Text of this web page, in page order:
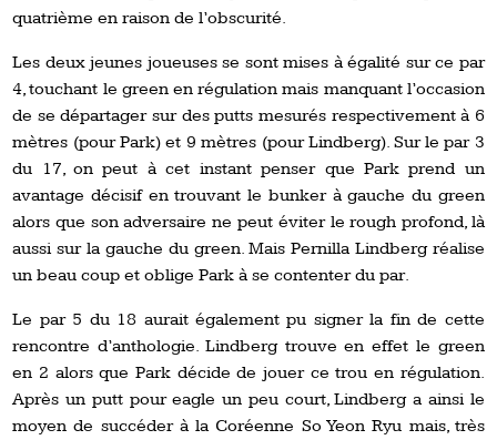
quatrième en raison de l’obscurité.
Les deux jeunes joueuses se sont mises à égalité sur ce par
4, touchant le green en régulation mais manquant l’occasion
de se départager sur des putts mesurés respectivement à 6
mètres (pour Park) et 9 mètres (pour Lindberg). Sur le par 3
du 17, on peut à cet instant penser que Park prend un
avantage décisif en trouvant le bunker à gauche du green
alors que son adversaire ne peut éviter le rough profond, là
aussi sur la gauche du green. Mais Pernilla Lindberg réalise
un beau coup et oblige Park à se contenter du par.
Le par 5 du 18 aurait également pu signer la fin de cette
rencontre d’anthologie. Lindberg trouve en effet le green
en 2 alors que Park décide de jouer ce trou en régulation.
Après un putt pour eagle un peu court, Lindberg a ainsi le
moyen de succéder à la Coréenne So Yeon Ryu mais, très